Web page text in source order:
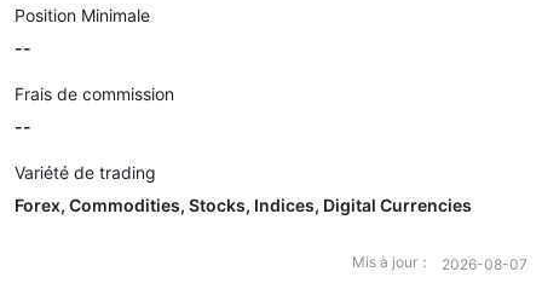
Position Minimale
--
Frais de commission
--
Variété de trading
Forex, Commodities, Stocks, Indices, Digital Currencies
Mis à jour： 2026-08-07